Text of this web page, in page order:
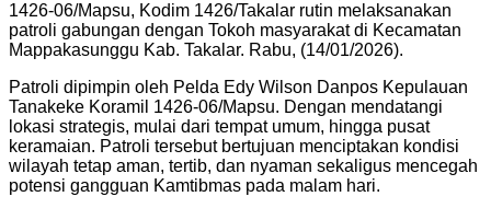
1426-06/Mapsu, Kodim 1426/Takalar rutin melaksanakan
patroli gabungan dengan Tokoh masyarakat di Kecamatan
Mappakasunggu Kab. Takalar. Rabu, (14/01/2026).
Patroli dipimpin oleh Pelda Edy Wilson Danpos Kepulauan
Tanakeke Koramil 1426-06/Mapsu. Dengan mendatangi
lokasi strategis, mulai dari tempat umum, hingga pusat
keramaian. Patroli tersebut bertujuan menciptakan kondisi
wilayah tetap aman, tertib, dan nyaman sekaligus mencegah
potensi gangguan Kamtibmas pada malam hari.